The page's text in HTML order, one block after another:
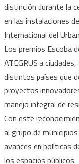
distinción durante la
en las instalaciones
Internacional del
Los premios Escoba
ATEGRUS a
distintos países que
proyectos
manejo integral de
Con este
al grupo de
avances en políticas
los espacios públicos.